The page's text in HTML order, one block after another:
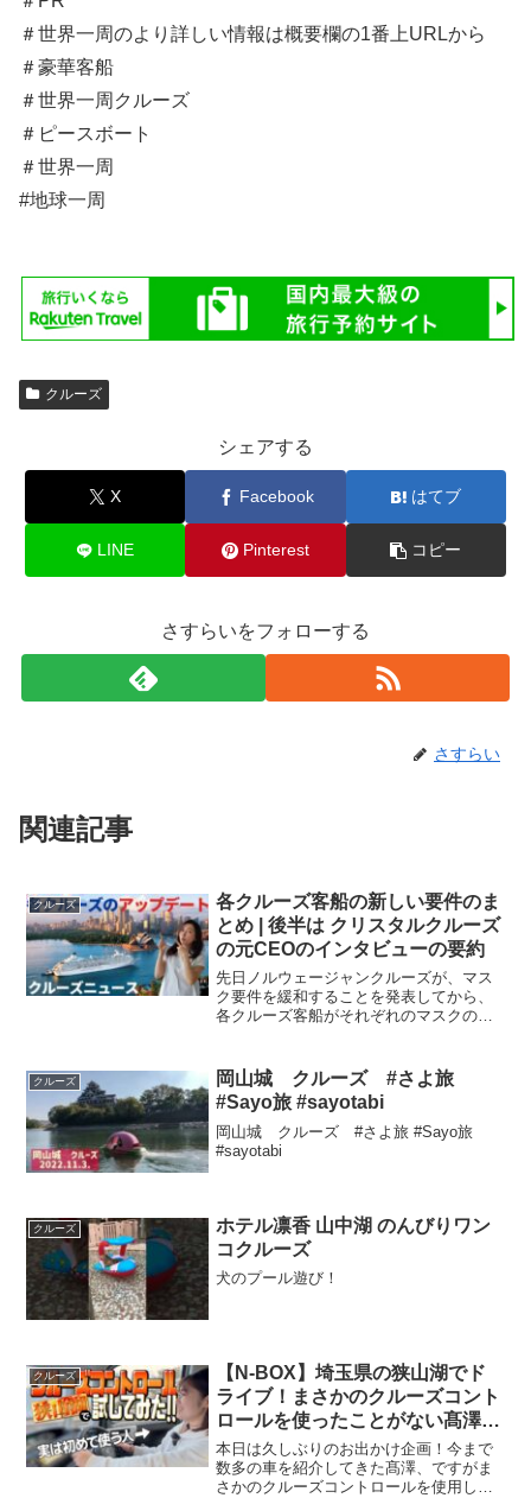
＃世界一周のより詳しい情報は概要欄の1番上URLから
＃豪華客船
＃世界一周クルーズ
＃ピースボート
＃世界一周
#地球一周
クルーズ
シェアする
X Facebook はてブ
LINE Pinterest コピー
さすらいをフォローする
さすらい
関連記事
クルーズ
各クルーズ客船の新しい要件のま
とめ | 後半は クリスタルクルーズ
の元CEOのインタビューの要約
先日ノルウェージャンクルーズが、マス
ク要件を緩和することを発表してから、
各クルーズ客船がそれぞれのマスクの条
です。後半 12:45 からは、クリスタルク
ルーズの元...
クルーズ
岡山城 クルーズ #さよ旅
#Sayo旅 #sayotabi
岡山城 クルーズ #さよ旅 #Sayo旅
#sayotabi
クルーズ
ホテル凛香 山中湖 のんびりワン
コクルーズ
犬のプール遊び！
クルーズ
【N-BOX】埼玉県の狭山湖でド
ライブ！まさかのクルーズコント
ロールを使ったことがない髙澤に
実際に使わせてみた！【紅葉】
本日は久しぶりのお出かけ企画！今まで
数多の車を紹介してきた髙澤、ですがま
さかのクルーズコントロールを使用した